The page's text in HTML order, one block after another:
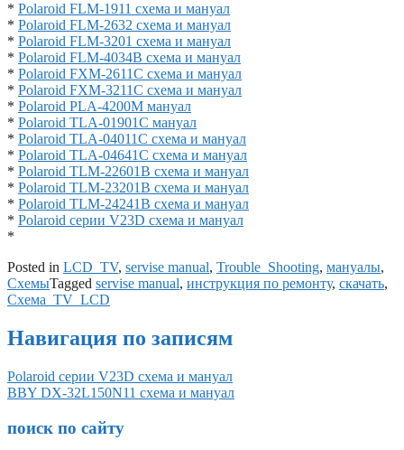
* Polaroid FLM-1911 схема и мануал
* Polaroid FLM-2632 схема и мануал
* Polaroid FLM-3201 схема и мануал
* Polaroid FLM-4034B схема и мануал
* Polaroid FXM-2611C схема и мануал
* Polaroid FXM-3211C схема и мануал
* Polaroid PLA-4200M мануал
* Polaroid TLA-01901C мануал
* Polaroid TLA-04011C схема и мануал
* Polaroid TLA-04641C схема и мануал
* Polaroid TLM-22601B схема и мануал
* Polaroid TLM-23201B схема и мануал
* Polaroid TLM-24241B схема и мануал
* Polaroid серии V23D схема и мануал
*
Posted in LCD_TV, servise manual, Trouble_Shooting, мануалы,
СхемыTagged servise manual, инструкция по ремонту, скачать,
Схема_TV_LCD
Навигация по записям
Polaroid серии V23D схема и мануал
BBY DX-32L150N11 схема и мануал
поиск по сайту